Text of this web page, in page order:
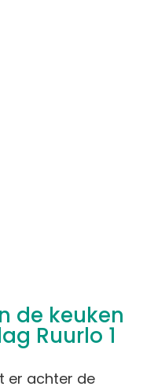
de keuken
Ruurlo 1
er achter de